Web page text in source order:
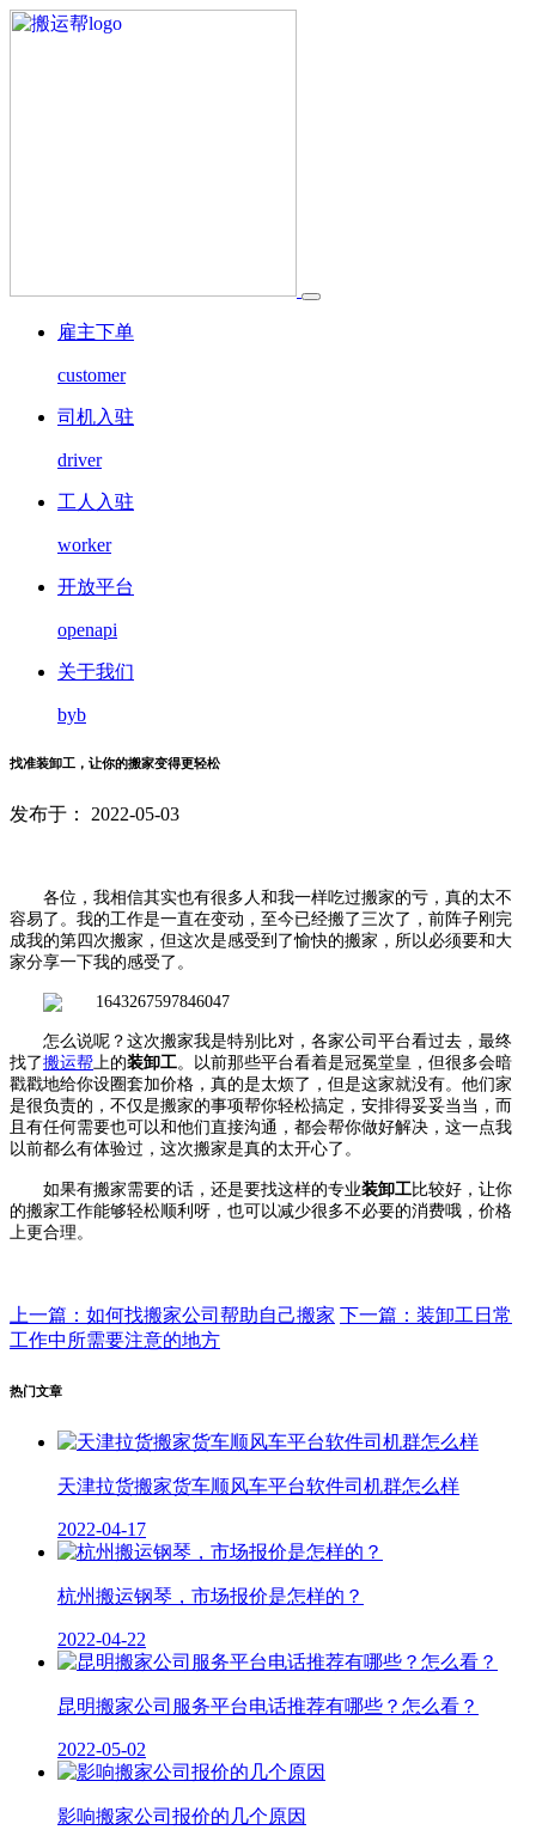
雇主下单
customer
司机入驻
driver
工人入驻
worker
开放平台
openapi
关于我们
byb
找准装卸工，让你的搬家变得更轻松
发布于： 2022-05-03
各位，我相信其实也有很多人和我一样吃过搬家的亏，真的太不
容易了。我的工作是一直在变动，至今已经搬了三次了，前阵子刚完
成我的第四次搬家，但这次是感受到了愉快的搬家，所以必须要和大
家分享一下我的感受了。
怎么说呢？这次搬家我是特别比对，各家公司平台看过去，最终
找了搬运帮 上的装卸工。
以前那些平台看着是冠冕堂皇，但很多会暗
戳戳地给你设圈套加价格，真的是太烦了，但是这家就没有。他们家
是很负责的，不仅是搬家的事项帮你轻松搞定，安排得妥妥当当，而
且有任何需要也可以和他们直接沟通，都会帮你做好解决，这一点我
以前都么有体验过，这次搬家是真的太开心了。
如果有搬家需要的话，还是要找这样的专业装卸工比较好，让你
的搬家工作能够轻松顺利呀，也可以减少很多不必要的消费哦，价格
上更合理。
上一篇：如何找搬家公司帮助自己搬家 下一篇：装卸工日常
工作中所需要注意的地方
热门文章
天津拉货搬家货车顺风车平台软件司机群怎么样
2022-04-17
杭州搬运钢琴，市场报价是怎样的？
2022-04-22
昆明搬家公司服务平台电话推荐有哪些？怎么看？
2022-05-02
影响搬家公司报价的几个原因